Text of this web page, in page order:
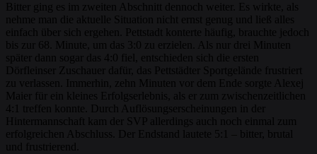
Bitter ging es im zweiten Abschnitt dennoch weiter. Es wirkte, als
nehme man die aktuelle Situation nicht ernst genug und ließ alles
einfach über sich ergehen. Pettstadt konterte häufig, brauchte jedoch
bis zur 68. Minute, um das 3:0 zu erzielen. Als nur drei Minuten
später dann sogar das 4:0 fiel, entschieden sich die ersten
Dörfleinser Zuschauer dafür, das Pettstädter Sportgelände frustriert
zu verlassen. Immerhin, zehn Minuten vor dem Ende sorgte Alexej
Maier für ein kleines Erfolgserlebnis, als er zum zwischenzeitlichen
4:1 treffen konnte. Durch Auflösungserscheinungen in der
Hintermannschaft kam der SVP allerdings auch noch einmal zum
erfolgreichen Abschluss. Der Endstand lautete 5:1 – bitter, brutal
und frustrierend.